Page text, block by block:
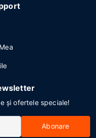
și ofertele speciale!
Abonare